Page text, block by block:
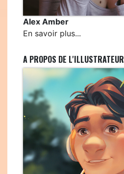
Alex Amber
En savoir plus...
A PROPOS DE L'ILLUSTRATEUR